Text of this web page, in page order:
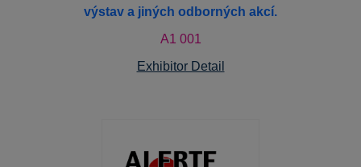
výstav a jiných odborných akcí.
A1 001
Exhibitor Detail